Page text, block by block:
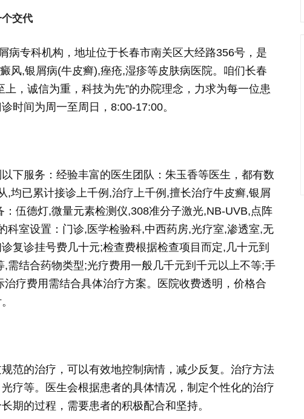
交代
病专科机构，地址位于长春市南关区大经路356号，是
风,银屑病(牛皮癣),痤疮,湿疹等皮肤病医院。咱们长春
，诚信为重，科技为先”的办院理念，力求为每一位患
时间为周一至周日，8:00-17:00。
下服务：经验丰富的医生团队：朱玉香等医生，都有数
,均已累计接诊上千例,治疗上千例,擅长治疗牛皮癣,银屑
伍德灯,微量元素检测仪,308准分子激光,NB-UVB,点阵
科室设置：门诊,医学检验科,中西药房,光疗室,渗透室,无
复诊挂号费几十元;检查费根据检查项目而定,几十元到
需结合药物类型;光疗费用一般几千元到千元以上不等;手
疗费用需结合具体治疗方案。医院收费透明，价格合
范的治疗，可以有效地控制病情，减少反复。治疗方法
疗等。医生会根据患者的具体情况，制定个性化的治疗
期的过程，需要患者的积极配合和坚持。